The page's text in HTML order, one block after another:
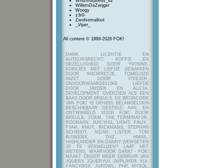
WillemDeZwijger
Woogy
z3r0-
Zwolsemalloot
_Viper_
All content © 1999-2026 FOK!
DANK, LICENTIE EN
AUTEURSRECHT: KOFFIE EN
GEZELLIGHEID DOOR YVONNE,
KOEKJES MET LIEFDE GEBAKKEN
DOOR KNORRETJE, TOMELOZE
INZET DOOR ITEEJER,
ONVOORWAARDELIJKE LIEFDE
DOOR JAYDEN EN ALICIA,
DEVELOPMENT OVERZIEN ALS EEN
BAAS DOOR BREULS. DE BRONCODE
VAN FOK! IS GEHEEL BELANGELOOS
BESCHIKBAAR GESTELD AAN, EN
ONTWIKKELD VOOR FOK! DOOR
BREULS, ZOEM, THE_TERMINATOR,
ROONAAN, JUICYHIL, LIGHT, FAUX.,
FYAH, KNUT, RICKMANS, STEPHAN
SCHMIDT, AIDAN LISTER, TOM
BUSKENS, DVZ, HMAIL,
HIGHLANDER EN DANNY (VERGETEN
JE TE VERMELDEN? LAAT HET
WETEN!), WAARVOOR DANK! - FOK!
MAAKT ONDER MEER GEBRUIK VAN
JQUERY, JQUERYUI, JWPLAYER, YUI,
FANCYBOX, JGROWL, PHP, MYSQL,